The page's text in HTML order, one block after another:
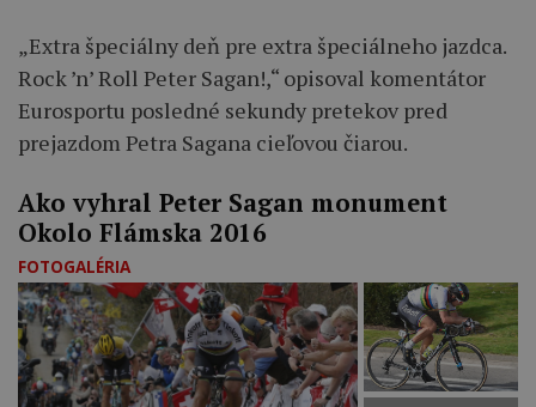
„Extra špeciálny deň pre extra špeciálneho jazdca.
Rock ’n’ Roll Peter Sagan!,“ opisoval komentátor
Eurosportu posledné sekundy pretekov pred
prejazdom Petra Sagana cieľovou čiarou.
Ako vyhral Peter Sagan monument
Okolo Flámska 2016
FOTOGALÉRIA